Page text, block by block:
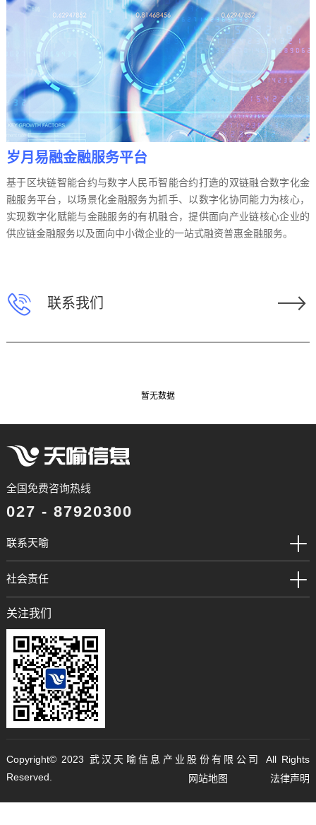
岁月易融金融服务平台
基于区块链智能合约与数字人民币智能合约打造的双链融合数字化金
融服务平台，以场景化金融服务为抓手、以数字化协同能力为核心，
实现数字化赋能与金融服务的有机融合，提供面向产业链核心企业的
供应链金融服务以及面向中小微企业的一站式融资普惠金融服务。
联系我们
暂无数据
全国免费咨询热线
027 - 87920300
联系天喻
社会责任
关注我们
Copyright©️ 2023 武汉天喻信息产业股份有限公司 All Rights
Reserved.
法律声明
网站地图